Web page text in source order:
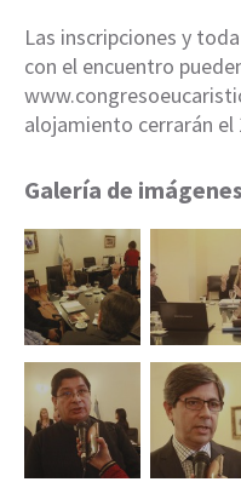
Las inscripciones y
con el encuentro
alojamiento cerrarán el
Galería de imágenes